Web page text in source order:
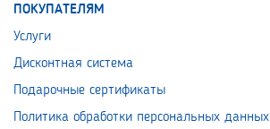
ПОКУПАТЕЛЯМ
Услуги
Дисконтная система
Подарочные сертификаты
Политика обработки персональных данных